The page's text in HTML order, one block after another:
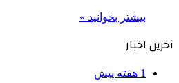
بیشتر بخوانید »
آخرین اخبار
1 هفته پیش